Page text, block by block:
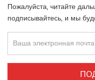
Пожалуйста, читайте
подписывайтесь, и мы